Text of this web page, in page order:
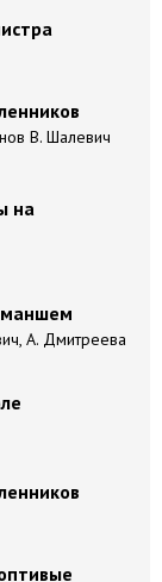
В. Шалевич
на
А. Дмитреева